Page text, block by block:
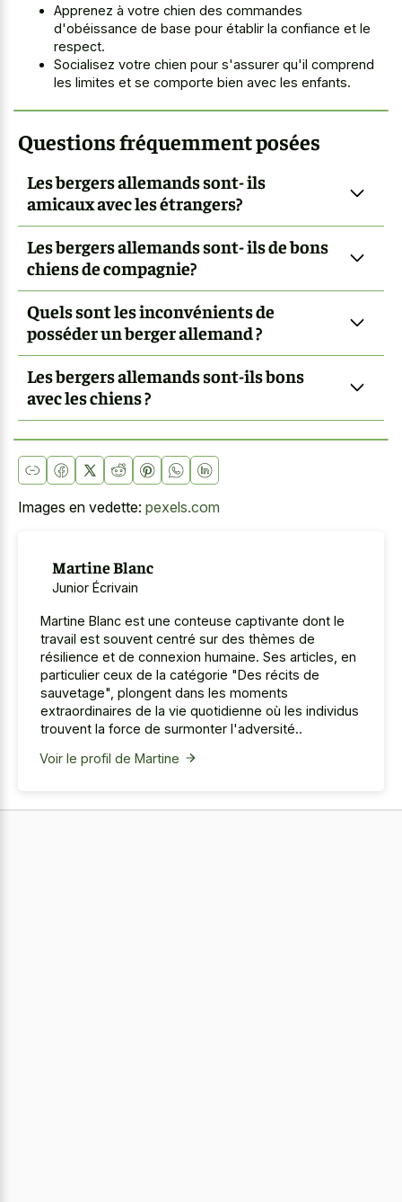
Apprenez à votre chien des commandes
d'obéissance de base pour établir la confiance et le
respect.
Socialisez votre chien pour s'assurer qu'il comprend
les limites et se comporte bien avec les enfants.
Questions fréquemment posées
Les bergers allemands sont- ils
amicaux avec les étrangers?
Les bergers allemands sont- ils de bons
chiens de compagnie?
Quels sont les inconvénients de
posséder un berger allemand ?
Les bergers allemands sont-ils bons
avec les chiens ?
Images en vedette: pexels.com
Martine Blanc
Junior Écrivain
Martine Blanc est une conteuse captivante dont le
travail est souvent centré sur des thèmes de
résilience et de connexion humaine. Ses articles, en
particulier ceux de la catégorie "Des récits de
sauvetage", plongent dans les moments
extraordinaires de la vie quotidienne où les individus
trouvent la force de surmonter l'adversité..
Voir le profil de Martine